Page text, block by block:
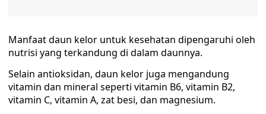
Manfaat daun kelor untuk kesehatan dipengaruhi oleh
nutrisi yang terkandung di dalam daunnya.
Selain antioksidan, daun kelor juga mengandung
vitamin dan mineral seperti vitamin B6, vitamin B2,
vitamin C, vitamin A, zat besi, dan magnesium.